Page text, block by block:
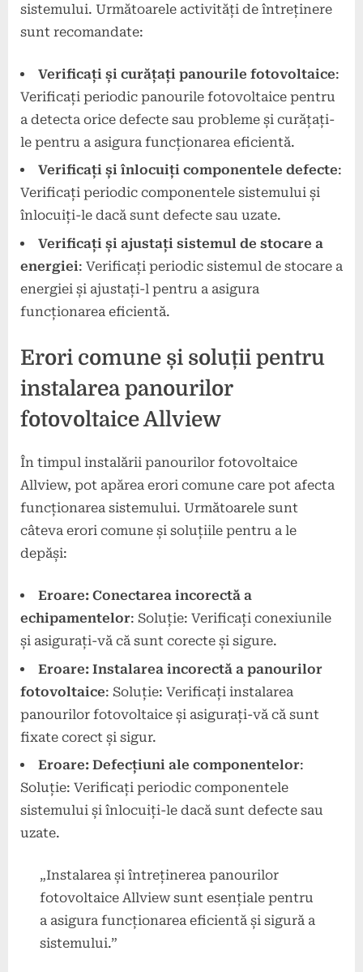
sistemului. Următoarele activități de întreținere
sunt recomandate:
Verificați și curățați panourile fotovoltaice:
Verificați periodic panourile fotovoltaice pentru
a detecta orice defecte sau probleme și curățați-
le pentru a asigura funcționarea eficientă.
Verificați și înlocuiți componentele defecte:
Verificați periodic componentele sistemului și
înlocuiți-le dacă sunt defecte sau uzate.
Verificați și ajustați sistemul de stocare a
energiei: Verificați periodic sistemul de stocare a
energiei și ajustați-l pentru a asigura
funcționarea eficientă.
Erori comune și soluții pentru
instalarea panourilor
fotovoltaice Allview
În timpul instalării panourilor fotovoltaice
Allview, pot apărea erori comune care pot afecta
funcționarea sistemului. Următoarele sunt
câteva erori comune și soluțiile pentru a le
depăși:
Eroare: Conectarea incorectă a
echipamentelor: Soluție: Verificați conexiunile
și asigurați-vă că sunt corecte și sigure.
Eroare: Instalarea incorectă a panourilor
fotovoltaice: Soluție: Verificați instalarea
panourilor fotovoltaice și asigurați-vă că sunt
fixate corect și sigur.
Eroare: Defecțiuni ale componentelor:
Soluție: Verificați periodic componentele
sistemului și înlocuiți-le dacă sunt defecte sau
uzate.
„Instalarea și întreținerea panourilor
fotovoltaice Allview sunt esențiale pentru
a asigura funcționarea eficientă și sigură a
sistemului.”